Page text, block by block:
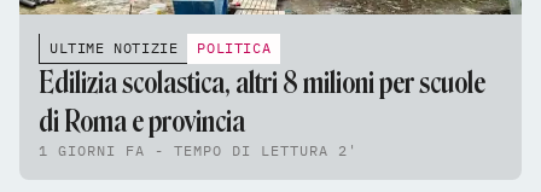
ULTIME NOTIZIE POLITICA
Edilizia scolastica, altri 8 milioni per scuole
di Roma e provincia
1 GIORNI FA - TEMPO DI LETTURA 2'